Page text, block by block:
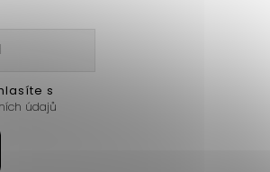
s
údajů